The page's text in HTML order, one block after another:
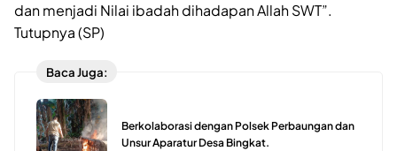
dan menjadi Nilai ibadah dihadapan Allah SWT”.
Tutupnya (SP)
Baca Juga:
Berkolaborasi dengan Polsek Perbaungan dan
Unsur Aparatur Desa Bingkat.